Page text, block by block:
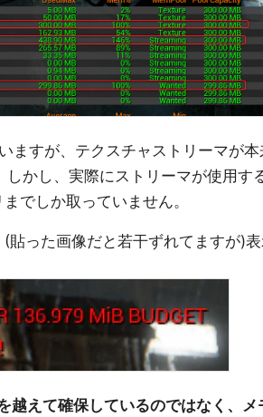
ますが、テクスチャストリーマが本
しかし、実際にストリーマが使用す
でしか取っていません。
った画像だと若干ずれてますが)表
越えて確保しているのではなく、メ